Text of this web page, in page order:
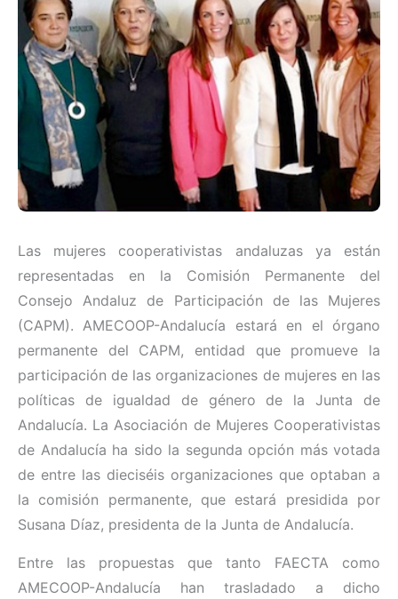
Las mujeres cooperativistas andaluzas ya están
representadas en la Comisión Permanente del
Consejo Andaluz de Participación de las Mujeres
(CAPM). AMECOOP-Andalucía estará en el órgano
permanente del CAPM, entidad que promueve la
participación de las organizaciones de mujeres en las
políticas de igualdad de género de la Junta de
Andalucía. La Asociación de Mujeres Cooperativistas
de Andalucía ha sido la segunda opción más votada
de entre las dieciséis organizaciones que optaban a
la comisión permanente, que estará presidida por
Susana Díaz, presidenta de la Junta de Andalucía.
Entre las propuestas que tanto FAECTA como
AMECOOP-Andalucía han trasladado a dicho